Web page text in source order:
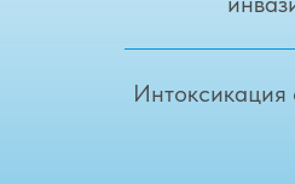
Интоксикация